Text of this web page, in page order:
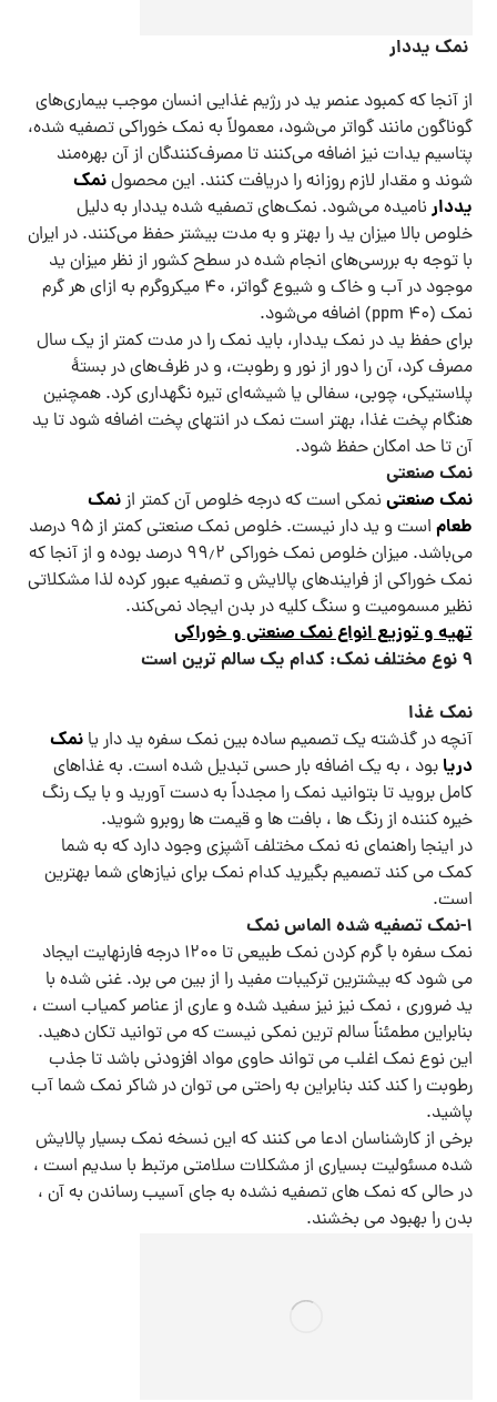
نمک یددار
از آنجا که کمبود عنصر ید در رژیم غذایی انسان موجب بیماری‌های
گوناگون مانند گواتر می‌شود، معمولاً به نمک خوراکی تصفیه شده،
پتاسیم یدات نیز اضافه می‌کنند تا مصرف‌کنندگان از آن بهره‌مند
شوند و مقدار لازم روزانه را دریافت کنند. این محصولنمک
یددار نامیده می‌شود. نمک‌های تصفیه شده یددار به دلیل
خلوص بالا میزان ید را بهتر و به مدت بیشتر حفظ می‌کنند. در ایران
با توجه به بررسی‌های انجام شده در سطح کشور از نظر میزان ید
موجود در آب و خاک و شیوع گواتر، ۴۰ میکروگرم به ازای هر گرم
نمک (۴۰ ppm) اضافه می‌شود.
برای حفظ ید در نمک یددار، باید نمک را در مدت کمتر از یک سال
مصرف کرد، آن را دور از نور و رطوبت، و در ظرف‌های در بستهٔ
پلاستیکی، چوبی، سفالی یا شیشه‌ای تیره نگهداری کرد. همچنین
هنگام پخت غذا، بهتر است نمک در انتهای پخت اضافه شود تا ید
آن تا حد امکان حفظ شود.
نمک صنعتی
نمک صنعتی نمکی است که درجه خلوص آن کمتر ازنمک
طعام
است و ید دار نیست. خلوص نمک صنعتی کمتر از ۹۵ درصد
می‌باشد. میزان خلوص نمک خوراکی ۹۹٫۲ درصد بوده و از آنجا که
نمک خوراکی از فرایندهای پالایش و تصفیه عبور کرده لذا مشکلاتی
نظیر مسمومیت و سنگ کلیه در بدن ایجاد نمی‌کند.
تهیه و توزیع انواع نمک صنعتی و خوراکی
۹ نوع مختلف نمک: کدام یک سالم ترین است
نمک غذا
آنچه در گذشته یک تصمیم ساده بین نمک سفره ید دار یانمک
دریا بود ، به یک اضافه بار حسی تبدیل شده است. به غذاهای
کامل بروید تا بتوانید نمک را مجدداً به دست آورید و با یک رنگ
خیره کننده از رنگ ها ، بافت ها و قیمت ها روبرو شوید.
در اینجا راهنمای نه نمک مختلف آشپزی وجود دارد که به شما
کمک می کند تصمیم بگیرید کدام نمک برای نیازهای شما بهترین
است.
۱-نمک تصفیه شده الماس نمک
نمک سفره با گرم کردن نمک طبیعی تا ۱۲۰۰ درجه فارنهایت ایجاد
می شود که بیشترین ترکیبات مفید را از بین می برد. غنی شده با
ید ضروری ، نمک نیز نیز سفید شده و عاری از عناصر کمیاب است ،
بنابراین مطمئناً سالم ترین نمکی نیست که می توانید تکان دهید.
این نوع نمک اغلب می تواند حاوی مواد افزودنی باشد تا جذب
رطوبت را کند کند بنابراین به راحتی می توان در شاکر نمک شما آب
پاشید.
برخی از کارشناسان ادعا می کنند که این نسخه نمک بسیار پالایش
شده مسئولیت بسیاری از مشکلات سلامتی مرتبط با سدیم است ،
در حالی که نمک های تصفیه نشده به جای آسیب رساندن به آن ،
بدن را بهبود می بخشند.